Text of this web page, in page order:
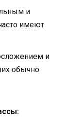
и
имеют
и
обычно